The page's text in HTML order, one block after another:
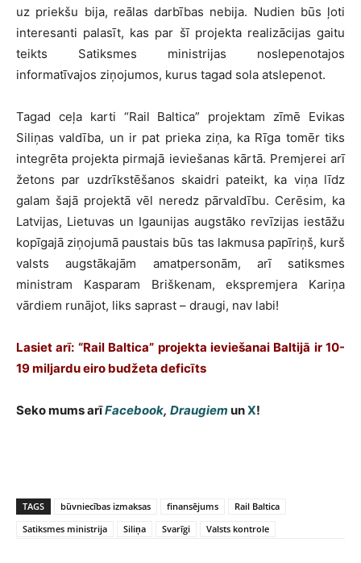
uz priekšu bija, reālas darbības nebija. Nudien būs ļoti
interesanti palasīt, kas par šī projekta realizācijas gaitu
teikts Satiksmes ministrijas noslepenotajos
informatīvajos ziņojumos, kurus tagad sola atslepenot.
Tagad ceļa karti “Rail Baltica” projektam zīmē Evikas
Siliņas valdība, un ir pat prieka ziņa, ka Rīga tomēr tiks
integrēta projekta pirmajā ieviešanas kārtā. Premjerei arī
žetons par uzdrīkstēšanos skaidri pateikt, ka viņa līdz
galam šajā projektā vēl neredz pārvaldību. Cerēsim, ka
Latvijas, Lietuvas un Igaunijas augstāko revīzijas iestāžu
kopīgajā ziņojumā paustais būs tas lakmusa papīriņš, kurš
valsts augstākajām amatpersonām, arī satiksmes
ministram Kasparam Briškenam, ekspremjera Kariņa
vārdiem runājot, liks saprast – draugi, nav labi!
Lasiet arī: “Rail Baltica” projekta ieviešanai Baltijā ir 10-
19 miljardu eiro budžeta deficīts
Seko mums arīFacebook, Draugiem unX!
TAGS būvniecības izmaksas finansējums
Rail Baltica
Satiksmes ministrija
Siliņa Svarīgi Valsts kontrole